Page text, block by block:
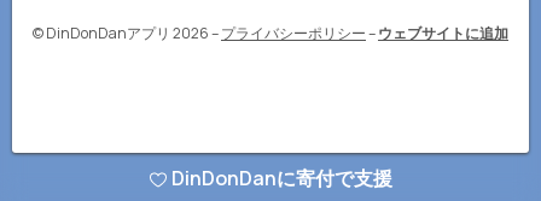
© DinDonDanアプリ 2026–プライバシーポリシー–ウェブサイトに追加
DinDonDanに寄付で支援